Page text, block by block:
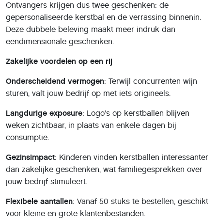
Ontvangers krijgen dus twee geschenken: de
gepersonaliseerde kerstbal en de verrassing binnenin.
Deze dubbele beleving maakt meer indruk dan
eendimensionale geschenken.
Zakelijke voordelen op een rij
Onderscheidend vermogen: Terwijl concurrenten wijn
sturen, valt jouw bedrijf op met iets origineels.
Langdurige exposure: Logo's op kerstballen blijven
weken zichtbaar, in plaats van enkele dagen bij
consumptie.
Gezinsimpact: Kinderen vinden kerstballen interessanter
dan zakelijke geschenken, wat familiegesprekken over
jouw bedrijf stimuleert.
Flexibele aantallen: Vanaf 50 stuks te bestellen, geschikt
voor kleine en grote klantenbestanden.